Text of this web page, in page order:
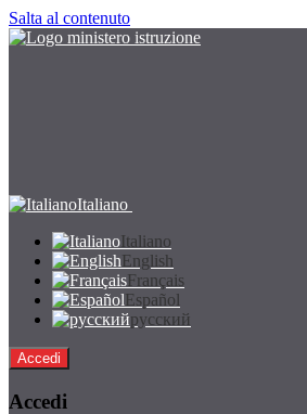
Salta al contenuto
Italiano
Italiano
English
Français
Español
русский
Accedi
Accedi